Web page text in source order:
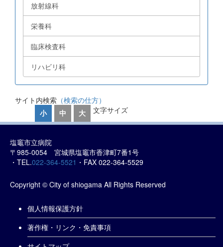
放射線科
栄養科
臨床検査科
リハビリ科
サイト内検索 （検索の仕方）
小 中 大 文字サイズ
塩竈市立病院
〒985-0054 宮城県塩竈市香津町7番1号
・TEL.022-364-5521 ・FAX 022-364-5529
Copyright © City of shiogama All Rights Reserved
個人情報保護方針
著作権・リンク・免責事項